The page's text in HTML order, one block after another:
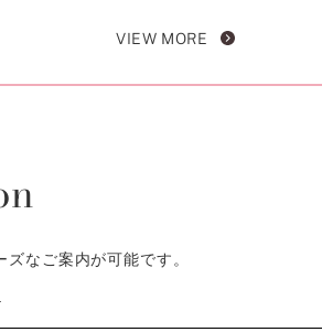
VIEW MORE
なご案内が可能です。